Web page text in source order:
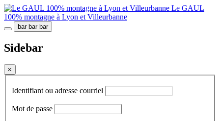
Le GAUL
100% montagne à Lyon et Villeurbanne
bar bar bar
Sidebar
×
Identifiant ou adresse courriel
Mot de passe